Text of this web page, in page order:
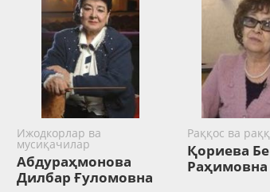
Ижодкорлар ва
мусиқачилар
Абдураҳмонова
Дилбар Ғуломовна
Раққос ва
Қориева
Раҳимовна